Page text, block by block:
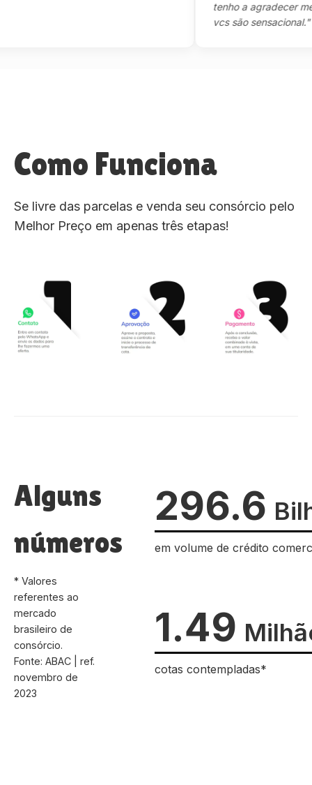
tenho a agradecer
vcs são sensacional."
Como Funciona
Se livre das parcelas e venda seu consórcio pelo
Melhor Preço em apenas três etapas!
Alguns
números
* Valores
referentes ao
mercado
brasileiro de
consórcio.
Fonte: ABAC | ref.
novembro de
2023
296.6
em volume de crédito
1.49
cotas contempladas*